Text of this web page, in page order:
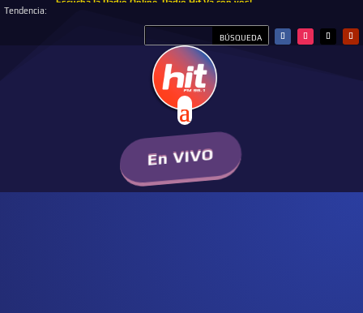
Tendencia:
Escucha la Radio Online, Radio Hit Va con vos!
En VIVO